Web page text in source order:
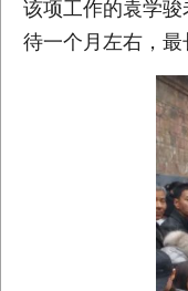
该项工作的袁学
待一个月左右，最